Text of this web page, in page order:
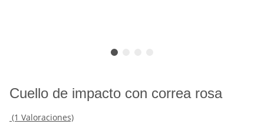
Cuello de impacto con correa rosa
(1 Valoraciones)